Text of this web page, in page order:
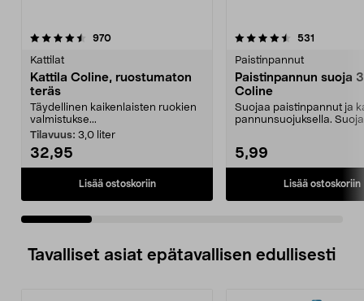
970arvostelut
Kattilat
Kattila Coline, ruostumaton
teräs
Täydellinen kaikenlaisten ruokien
valmistukse...
Tilavuus: 3,0 liter
32,95
Lisää ostoskoriin
4.5 viidestä
531
Paistinpannut
Paistinpannun suoja
Coline
Suojaa paistinpannut ja
pannunsuojuksella.
5,99
Lisää ostoskoriin
4.5 viidestä
Tavalliset asiat epätavallisen edullisesti